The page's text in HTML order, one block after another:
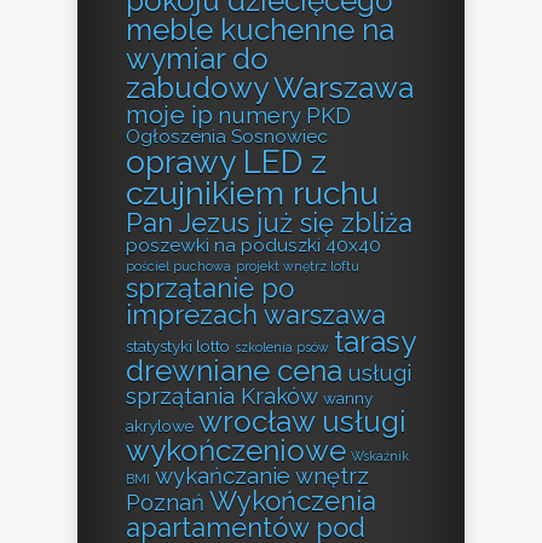
meble kuchenne na
wymiar do
zabudowy Warszawa
moje ip numery PKD
Ogłoszenia Sosnowiec
oprawy LED z
czujnikiem ruchu
Pan Jezus już się zbliża
poszewki na poduszki 40x40
pościel puchowa projekt wnętrz loftu
sprzątanie po
imprezach warszawa
statystyki lotto szkolenia psów tarasy
drewniane cena usługi
sprzątania Kraków wanny
akrylowe wrocław usługi
wykończeniowe Wskaźnik
BMI wykańczanie wnętrz
Poznań Wykończenia
apartamentów pod